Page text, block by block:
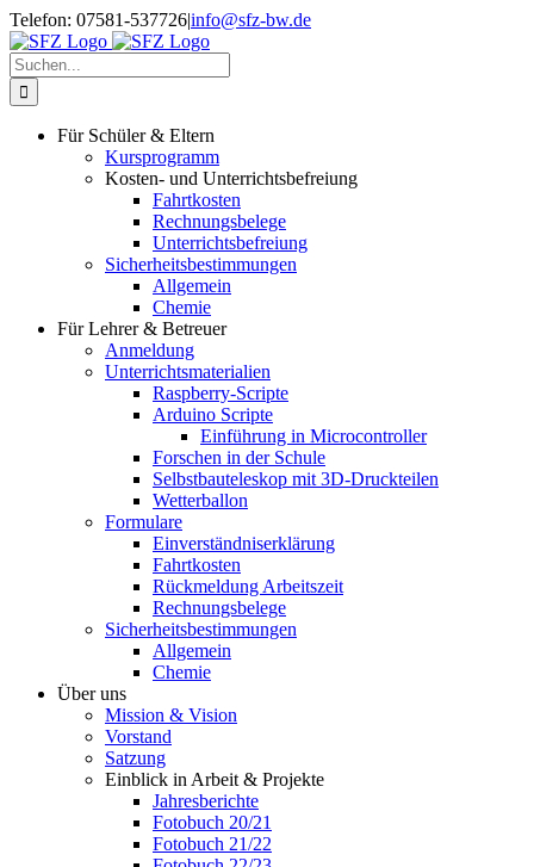
Zum
Inhalt
springen
Telefon: 07581-537726|info@sfz-bw.de
Suche
nach:
Für Schüler & Eltern
Kursprogramm
Kosten- und Unterrichtsbefreiung
Fahrtkosten
Rechnungsbelege
Unterrichtsbefreiung
Sicherheitsbestimmungen
Allgemein
Chemie
Für Lehrer & Betreuer
Anmeldung
Unterrichtsmaterialien
Raspberry-Scripte
Arduino Scripte
Einführung in Microcontroller
Forschen in der Schule
Selbstbauteleskop mit 3D-Druckteilen
Wetterballon
Formulare
Einverständniserklärung
Fahrtkosten
Rückmeldung Arbeitszeit
Rechnungsbelege
Sicherheitsbestimmungen
Allgemein
Chemie
Über uns
Mission & Vision
Vorstand
Satzung
Einblick in Arbeit & Projekte
Jahresberichte
Fotobuch 20/21
Fotobuch 21/22